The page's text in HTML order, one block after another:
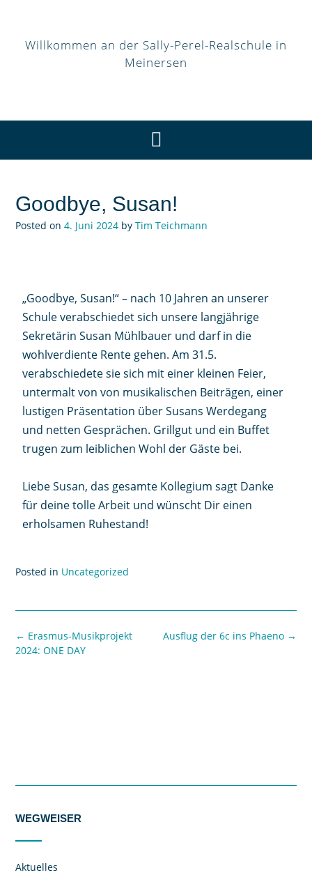
Willkommen an der Sally-Perel-Realschule in
Meinersen
Goodbye, Susan!
Posted on 4. Juni 2024 by Tim Teichmann
„Goodbye, Susan!“ – nach 10 Jahren an unserer
Schule verabschiedet sich unsere langjährige
Sekretärin Susan Mühlbauer und darf in die
wohlverdiente Rente gehen. Am 31.5.
verabschiedete sie sich mit einer kleinen Feier,
untermalt von von musikalischen Beiträgen, einer
lustigen Präsentation über Susans Werdegang
und netten Gesprächen. Grillgut und ein Buffet
trugen zum leiblichen Wohl der Gäste bei.
Liebe Susan, das gesamte Kollegium sagt Danke
für deine tolle Arbeit und wünscht Dir einen
erholsamen Ruhestand!
Posted in Uncategorized
Ausflug der 6c ins Phaeno →
← Erasmus-Musikprojekt
2024: ONE DAY
WEGWEISER
Aktuelles